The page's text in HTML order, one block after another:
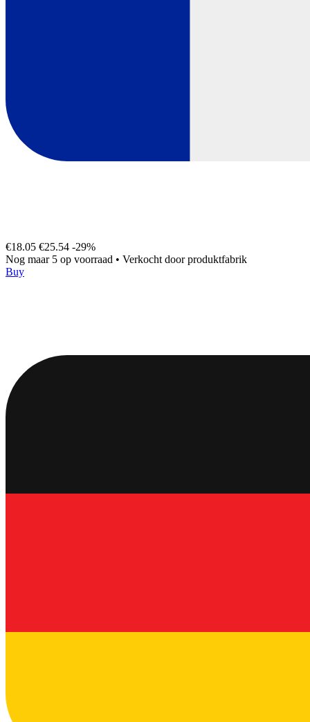
€18.05 €25.54 -29%
Nog maar 5 op voorraad • Verkocht doorproduktfabrik
Buy